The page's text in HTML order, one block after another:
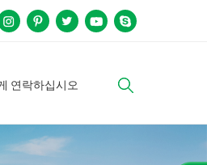
연락하십시오